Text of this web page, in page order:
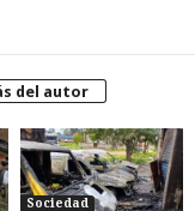
del autor
Sociedad